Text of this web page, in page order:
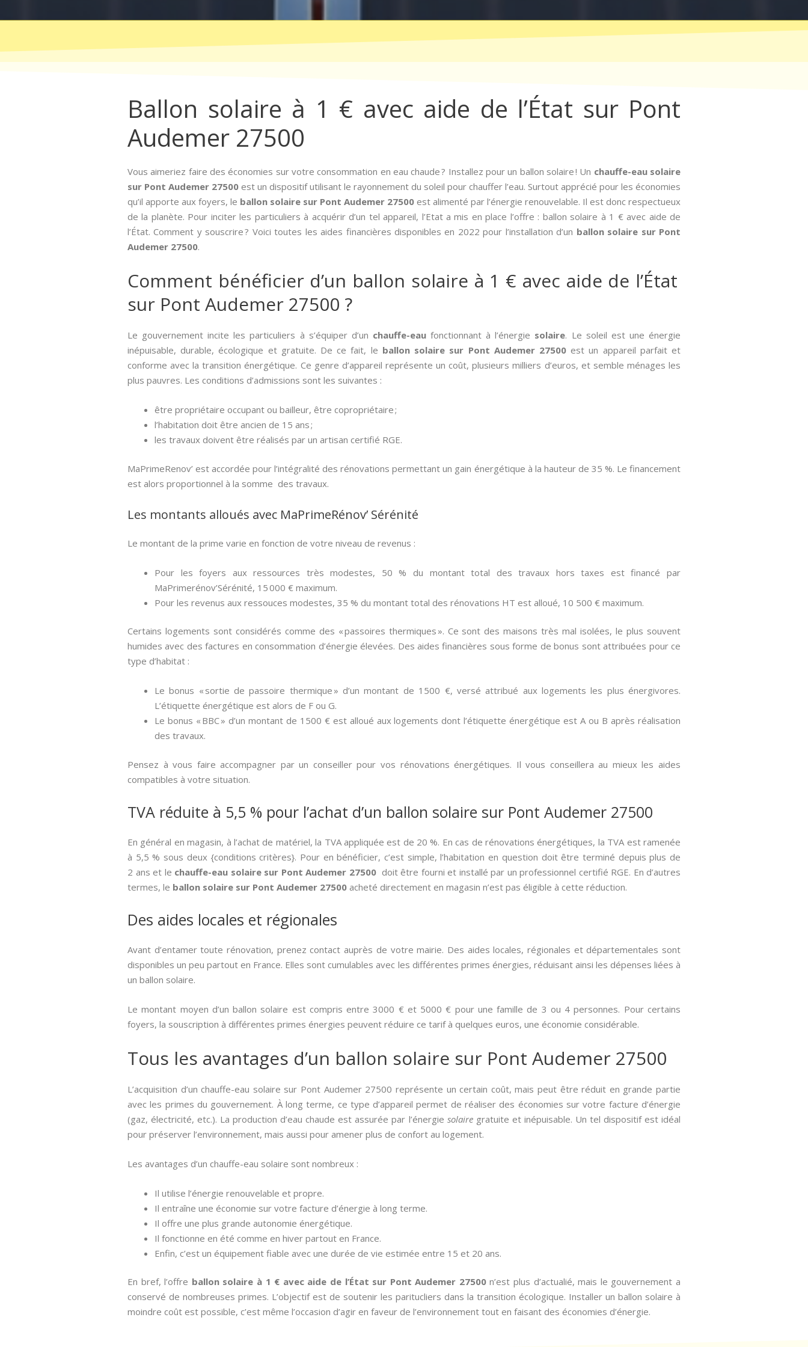
Ballon solaire à 1 € avec aide de l’État sur Pont
Audemer 27500
Vous aimeriez faire des économies sur votre consommation en eau chaude ? Installez pour un ballon solaire ! Un chauffe-eau solaire
sur Pont Audemer 27500 est un dispositif utilisant le rayonnement du soleil pour chauffer l’eau. Surtout apprécié pour les économies
qu’il apporte aux foyers, le ballon solaire sur Pont Audemer 27500 est alimenté par l’énergie renouvelable. Il est donc respectueux
de la planète. Pour inciter les particuliers à acquérir d’un tel appareil, l’Etat a mis en place l’offre : ballon solaire à 1 € avec aide de
l’État. Comment y souscrire ? Voici toutes les aides financières disponibles en 2022 pour l’installation d’un ballon solaire sur Pont
Audemer 27500.
Comment bénéficier d’un ballon solaire à 1 € avec aide de l’État
sur Pont Audemer 27500 ?
Le gouvernement incite les particuliers à s’équiper d’un chauffe-eaufonctionnant à l’énergie solaire. Le soleil est une énergie
inépuisable, durable, écologique et gratuite. De ce fait, le ballon solaire sur Pont Audemer 27500est un appareil parfait et
conforme avec la transition énergétique. Ce genre d’appareil représente un coût, plusieurs milliers d’euros, et semble ménages les
plus pauvres. Les conditions d’admissions sont les suivantes :
être propriétaire occupant ou bailleur, être copropriétaire ;
l’habitation doit être ancien de 15 ans ;
les travaux doivent être réalisés par un artisan certifié RGE.
MaPrimeRenov’ est accordée pour l’intégralité des rénovations permettant un gain énergétique à la hauteur de 35 %. Le financement
est alors proportionnel à la somme des travaux.
Les montants alloués avec MaPrimeRénov’ Sérénité
Le montant de la prime varie en fonction de votre niveau de revenus :
Pour les foyers aux ressources très modestes, 50 % du montant total des travaux hors taxes est financé par
MaPrimerénov’Sérénité, 15 000 € maximum.
Pour les revenus aux ressouces modestes, 35 % du montant total des rénovations HT est alloué, 10 500 € maximum.
Certains logements sont considérés comme des « passoires thermiques ». Ce sont des maisons très mal isolées, le plus souvent
humides avec des factures en consommation d’énergie élevées. Des aides financières sous forme de bonus sont attribuées pour ce
type d’habitat :
Le bonus « sortie de passoire thermique » d’un montant de 1500 €, versé attribué aux logements les plus énergivores.
L’étiquette énergétique est alors de F ou G.
Le bonus « BBC » d’un montant de 1500 € est alloué aux logements dont l’étiquette énergétique est A ou B après réalisation
des travaux.
Pensez à vous faire accompagner par un conseiller pour vos rénovations énergétiques. Il vous conseillera au mieux les aides
compatibles à votre situation.
TVA réduite à 5,5 % pour l’achat d’un ballon solaire sur Pont Audemer 27500
En général en magasin, à l’achat de matériel, la TVA appliquée est de 20 %. En cas de rénovations énergétiques, la TVA est ramenée
à 5,5 % sous deux {conditions critères}. Pour en bénéficier, c’est simple, l’habitation en question doit être terminé depuis plus de
2 ans et le chauffe-eau solaire sur Pont Audemer 27500doit être fourni et installé par un professionnel certifié RGE. En d’autres
termes, le ballon solaire sur Pont Audemer 27500 acheté directement en magasin n’est pas éligible à cette réduction.
Des aides locales et régionales
Avant d’entamer toute rénovation, prenez contact auprès de votre mairie. Des aides locales, régionales et départementales sont
disponibles un peu partout en France. Elles sont cumulables avec les différentes primes énergies, réduisant ainsi les dépenses liées à
un ballon solaire.
Le montant moyen d’un ballon solaire est compris entre 3000 € et 5000 € pour une famille de 3 ou 4 personnes. Pour certains
foyers, la souscription à différentes primes énergies peuvent réduire ce tarif à quelques euros, une économie considérable.
Tous les avantages d’un ballon solaire sur Pont Audemer 27500
L’acquisition d’un chauffe-eau solaire sur Pont Audemer 27500 représente un certain coût, mais peut être réduit en grande partie
avec les primes du gouvernement. À long terme, ce type d’appareil permet de réaliser des économies sur votre facture d’énergie
(gaz, électricité, etc.). La production d’eau chaude est assurée par l’énergie solairegratuite et inépuisable. Un tel dispositif est idéal
pour préserver l’environnement, mais aussi pour amener plus de confort au logement.
Les avantages d’un chauffe-eau solaire sont nombreux :
Il utilise l’énergie renouvelable et propre.
Il entraîne une économie sur votre facture d’énergie à long terme.
Il offre une plus grande autonomie énergétique.
Il fonctionne en été comme en hiver partout en France.
Enfin, c’est un équipement fiable avec une durée de vie estimée entre 15 et 20 ans.
En bref, l’offre ballon solaire à 1 € avec aide de l’État sur Pont Audemer 27500n’est plus d’actualié, mais le gouvernement a
conservé de nombreuses primes. L’objectif est de soutenir les paritucliers dans la transition écologique. Installer un ballon solaire à
moindre coût est possible, c’est même l’occasion d’agir en faveur de l’environnement tout en faisant des économies d’énergie.